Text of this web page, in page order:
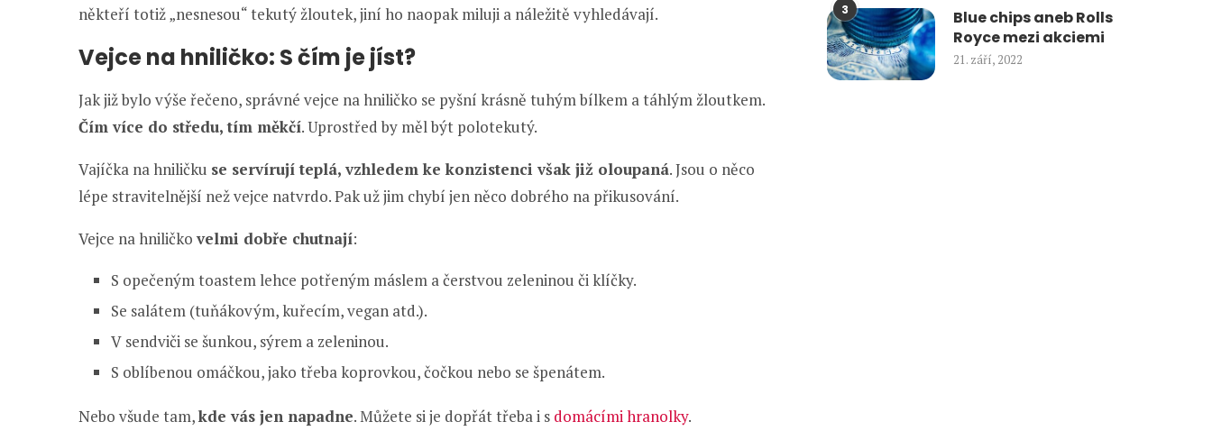
někteří totiž „nesnesou“ tekutý žloutek, jiní ho naopak miluji a náležitě vyhledávají.
Vejce na hniličko: S čím je jíst?
Jak již bylo výše řečeno, správné vejce na hniličko se pyšní krásně tuhým bílkem a táhlým žloutkem.
Čím více do středu, tím měkčí. Uprostřed by měl být polotekutý.
Vajíčka na hniličku se servírují teplá, vzhledem ke konzistenci však již oloupaná. Jsou o něco
lépe stravitelnější než vejce natvrdo. Pak už jim chybí jen něco dobrého na přikusování.
Vejce na hniličko velmi dobře chutnají:
S opečeným toastem lehce potřeným máslem a čerstvou zeleninou či klíčky.
Se salátem (tuňákovým, kuřecím, vegan atd.).
V sendviči se šunkou, sýrem a zeleninou.
S oblíbenou omáčkou, jako třeba koprovkou, čočkou nebo se špenátem.
Nebo všude tam,kde vás jen napadne. Můžete si je dopřát třeba i s domácími hranolky.
3
Blue chips aneb Rolls
Royce mezi akciemi
21. září, 2022